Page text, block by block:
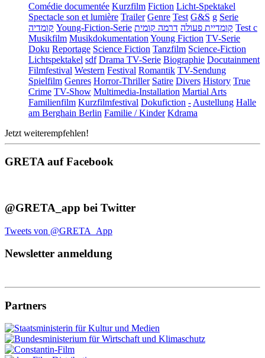
Comédie documentée Kurzfilm Fiction Licht-Spektakel
Spectacle son et lumière Trailer Genre Test G&S g Serie
קומדיה Young-Fiction-Serie קומדיית פעולה דרמה קומית
Test c
Musikfilm Musikdokumentation Young Fiction TV-Serie
Doku Reportage Science Fiction Tanzfilm Science-Fiction
Lichtspektakel sdf Drama TV-Serie Biographie Docutainment
Filmfestival Western Festival Romantik TV-Sendung
Spielfilm Genres Horror-Thriller Satire Divers History True
Crime TV-Show Multimedia-Installation Martial Arts
Familienfilm Kurzfilmfestival Dokufiction - Austellung Halle
am Berghain Berlin Familie / Kinder Kdrama
Jetzt weiterempfehlen!
GRETA auf Facebook
@GRETA_app bei Twitter
Tweets von @GRETA_App
Newsletter anmeldung
Partners